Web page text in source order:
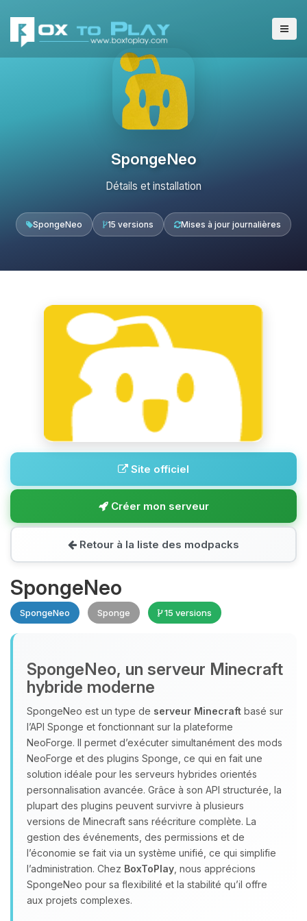
SpongeNeo
Détails et installation
SpongeNeo 15 versions Mises à jour journalières
Site officiel
Créer mon serveur
Retour à la liste des modpacks
SpongeNeo
SpongeNeo Sponge 15 versions
SpongeNeo, un serveur Minecraft
hybride moderne
SpongeNeo est un type de serveur Minecraft basé sur
l’API Sponge et fonctionnant sur la plateforme
NeoForge. Il permet d’exécuter simultanément des mods
NeoForge et des plugins Sponge, ce qui en fait une
solution idéale pour les serveurs hybrides orientés
personnalisation avancée. Grâce à son API structurée, la
plupart des plugins peuvent survivre à plusieurs
versions de Minecraft sans réécriture complète. La
gestion des événements, des permissions et de
l’économie se fait via un système unifié, ce qui simplifie
l’administration. Chez BoxToPlay , nous apprécions
SpongeNeo pour sa flexibilité et la stabilité qu’il offre
aux projets complexes.
Youpi, enfin quelqu’un pour me
parler ! Moi c’est Choupy, ton petit
assistant BoxToPlay. Dis-moi ce dont
tu as besoin et je vais remuer mes
petits circuits pour t’aider.
06/08/2026 à 08:44